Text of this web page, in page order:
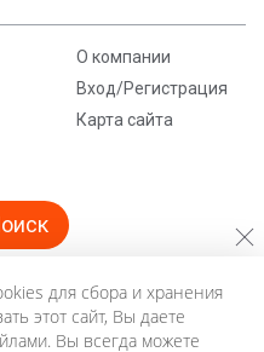
О компании
Вход/Регистрация
Карта сайта
2005-2026
для сбора и хранения
этот сайт, Вы даете
Вы всегда можете